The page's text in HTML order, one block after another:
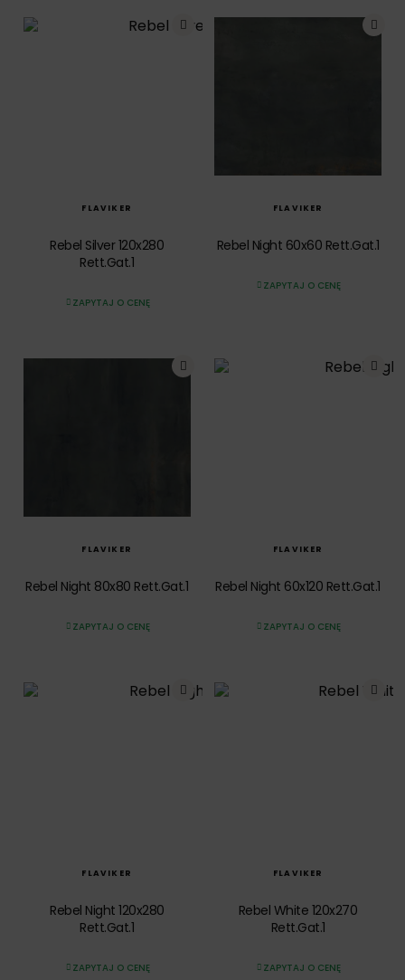
FLAVIKER
Rebel Silver 120x280
Rett.Gat.1
ZAPYTAJ O CENĘ
FLAVIKER
Rebel Night 60x60 Rett.Gat.1
ZAPYTAJ O CENĘ
FLAVIKER
Rebel Night 80x80 Rett.Gat.1
ZAPYTAJ O CENĘ
FLAVIKER
Rebel Night 60x120 Rett.Gat.1
ZAPYTAJ O CENĘ
FLAVIKER
Rebel Night 120x280
Rett.Gat.1
ZAPYTAJ O CENĘ
FLAVIKER
Rebel White 120x270
Rett.Gat.1
ZAPYTAJ O CENĘ